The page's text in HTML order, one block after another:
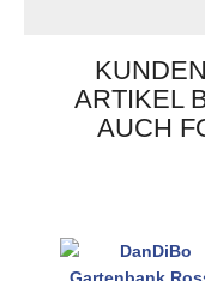
ARTIKEL
AUCH